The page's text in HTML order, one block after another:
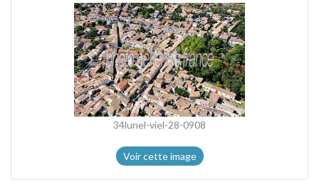
34lunel-viel-28-0908
Voir cette image